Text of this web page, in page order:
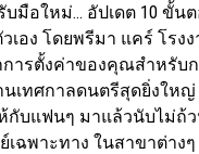
บมือใหม่… อัปเดต 10 ขั้
เอง โดยพรีมา แคร์ โร
การตั้งค่าของคุณสำหรั
ทศกาลดนตรีสุดยิ่งใหญ่
บแฟนๆ มาแล้วนับไม่ถ้
ฉพาะทาง ในสาขาต่าง